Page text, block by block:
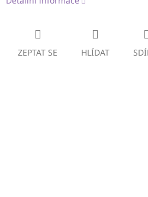
ZEPTAT SE HLÍDAT